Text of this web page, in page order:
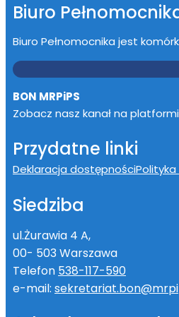
Biuro
Biuro Pełnomocnika jest
BON MRPiPS
Zobacz nasz kanał na
Przydatne linki
Deklaracja dostępności
Siedziba
ul.Żurawia 4 A,
00- 503 Warszawa
Telefon 538-117-590
e-mail: